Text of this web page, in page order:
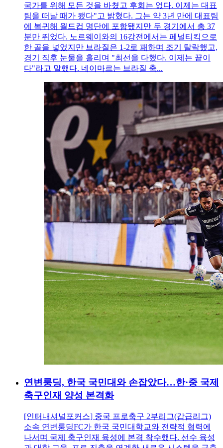
국가를 위해 모든 것을 바쳤고 후회는 없다. 이제는 대표
팀을 떠날 때가 됐다"고 밝혔다. 그는 약 3년 만에 대표팀
에 복귀해 월드컵 명단에 포함됐지만 두 경기에서 총 37
분만 뛰었다. 노르웨이와의 16강전에서는 페널티킥으로
한 골을 넣었지만 브라질은 1-2로 패하며 조기 탈락했고,
경기 직후 눈물을 흘리며 "최선을 다했다. 이제는 끝이
다"라고 말했다. 네이마르는 브라질 축...
연변룽딩, 한국 국민대와 손잡았다…한·중 국제
축구인재 양성 본격화
[인터내셔널포커스] 중국 프로축구 2부리그(갑급리그)
소속 연변룽딩FC가 한국 국민대학교와 전략적 협력에
나서며 국제 축구인재 육성에 본격 착수했다. 선수 육성